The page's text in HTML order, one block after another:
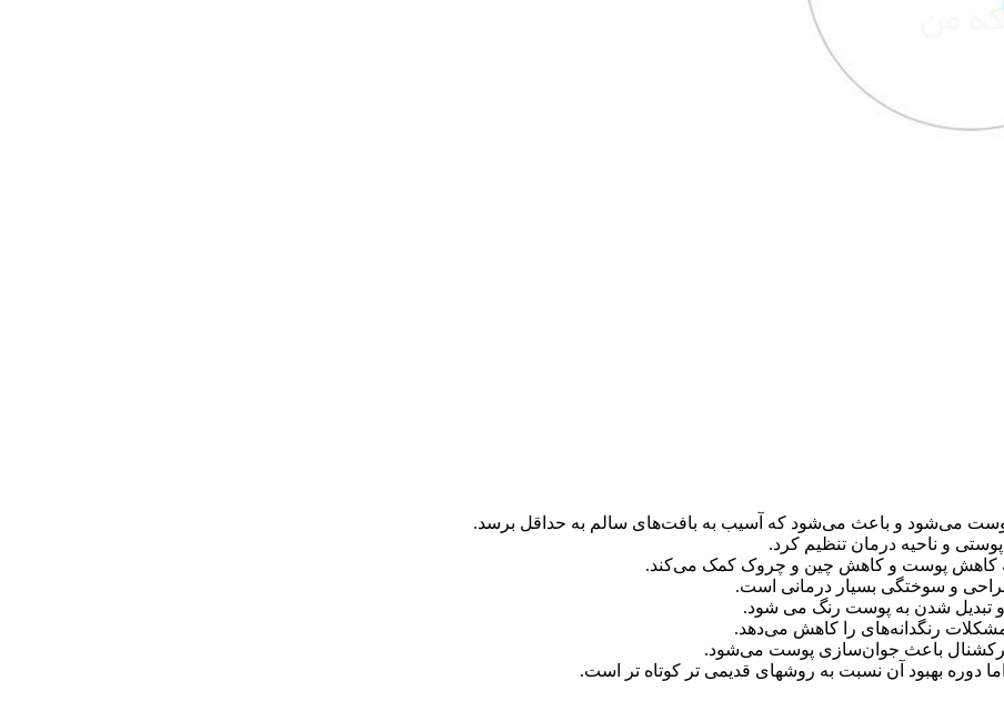
و ناحیه درمان تنظیم کرد.
به کاهش پوست و کاهش چین و چروک کمک می‌کند.
و تبدیل شدن به پوست رنگ می شود.
رنگدانه‌های را کاهش می‌دهد.